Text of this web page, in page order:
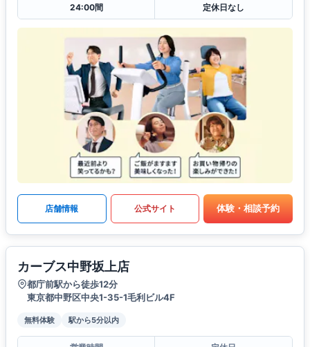
24:00間 定休日なし
店舗情報 公式サイト 体験・相談予約
カーブス中野坂上店
都庁前駅から徒歩12分
東京都中野区中央1-35-1毛利ビル4F
無料体験 駅から5分以内